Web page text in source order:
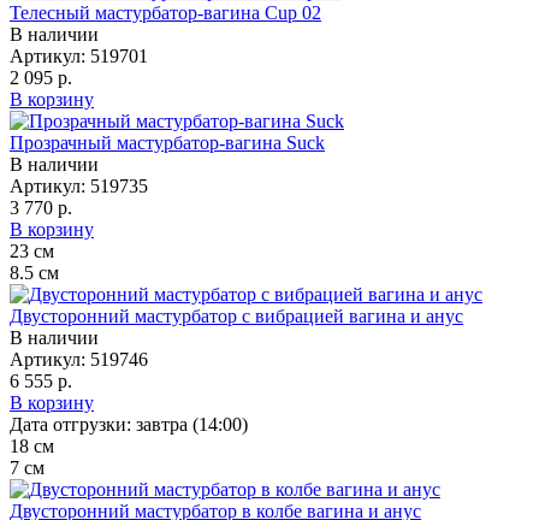
Телесный мастурбатор-вагина Cup 02
В наличии
Артикул: 519701
2 095 р.
В корзину
Прозрачный мастурбатор-вагина Suck
В наличии
Артикул: 519735
3 770 р.
В корзину
23 см
8.5 см
Двусторонний мастурбатор с вибрацией вагина и анус
В наличии
Артикул: 519746
6 555 р.
В корзину
Дата отгрузки: завтра (14:00)
18 см
7 см
Двусторонний мастурбатор в колбе вагина и анус